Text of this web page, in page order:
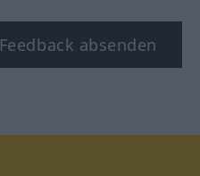
Feedback absenden